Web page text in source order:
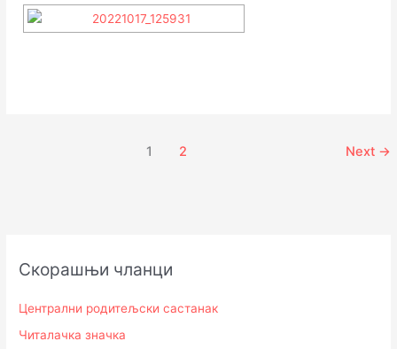
1 2 Next →
Скорашњи чланци
Централни родитељски састанак
Читалачка значка